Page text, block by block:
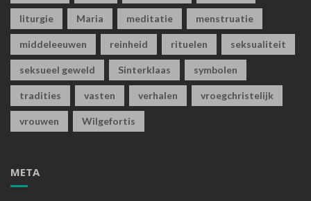
liturgie Maria meditatie menstruatie
middeleeuwen reinheid rituelen seksualiteit
seksueel geweld Sinterklaas symbolen
tradities vasten verhalen vroegchristelijk
vrouwen Wilgefortis
META